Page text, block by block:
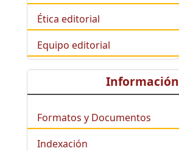
Ética editorial
Equipo editorial
Información
Formatos y Documentos
Indexación